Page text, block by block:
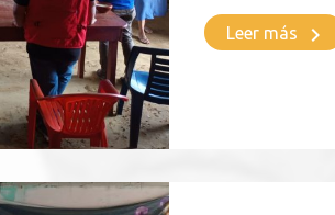
Leer más keyboard_arrow_right